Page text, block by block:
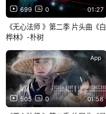
699 0 01:27
《无心法师 》第二季 片头曲《白
桦林》-朴树
505 0 01:58
App